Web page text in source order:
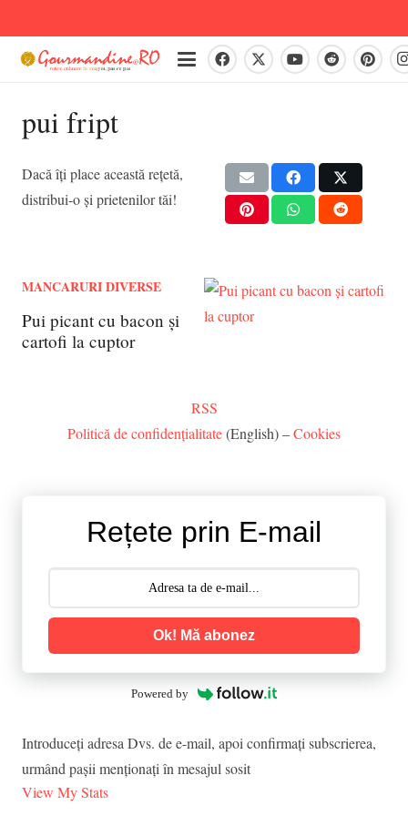
pui fript
Dacă îți place această rețetă,
distribui-o și prietenilor tăi!
MANCARURI DIVERSE
Pui picant cu bacon și
cartofi la cuptor
RSS
Politică de confidențialitate(English) –Cookies
Rețete prin E-mail
Ok! Mă abonez
Powered by
Introduceţi adresa Dvs. de e-mail, apoi confirmaţi subscrierea,
urmând paşii menţionaţi în mesajul sosit
View My Stats